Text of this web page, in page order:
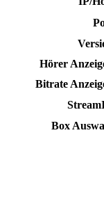
Hörer
Bitrate
Box